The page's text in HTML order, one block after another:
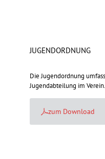
JUGENDORDNUNG
Die Jugendordnung
Jugendabteilung im Verein.
zum Download